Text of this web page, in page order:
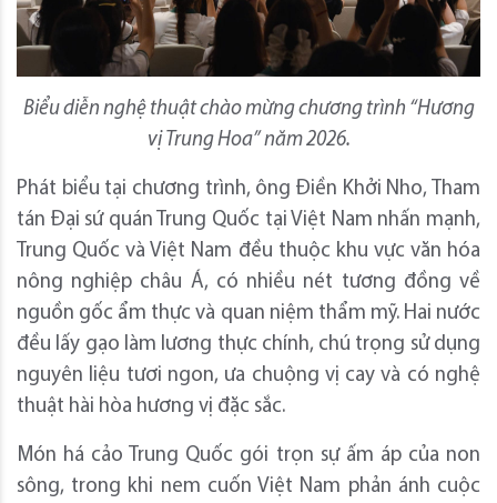
Biểu diễn nghệ thuật chào mừng chương trình “Hương
vị Trung Hoa” năm 2026.
Phát biểu tại chương trình, ông Điền Khởi Nho, Tham
tán Đại sứ quán Trung Quốc tại Việt Nam nhấn mạnh,
Trung Quốc và Việt Nam đều thuộc khu vực văn hóa
nông nghiệp châu Á, có nhiều nét tương đồng về
nguồn gốc ẩm thực và quan niệm thẩm mỹ. Hai nước
đều lấy gạo làm lương thực chính, chú trọng sử dụng
nguyên liệu tươi ngon, ưa chuộng vị cay và có nghệ
thuật hài hòa hương vị đặc sắc.
Món há cảo Trung Quốc gói trọn sự ấm áp của non
sông, trong khi nem cuốn Việt Nam phản ánh cuộc